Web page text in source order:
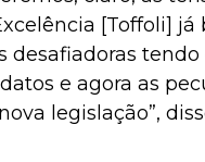
[Toffoli]
desafiadoras
e agora as
legislação”,